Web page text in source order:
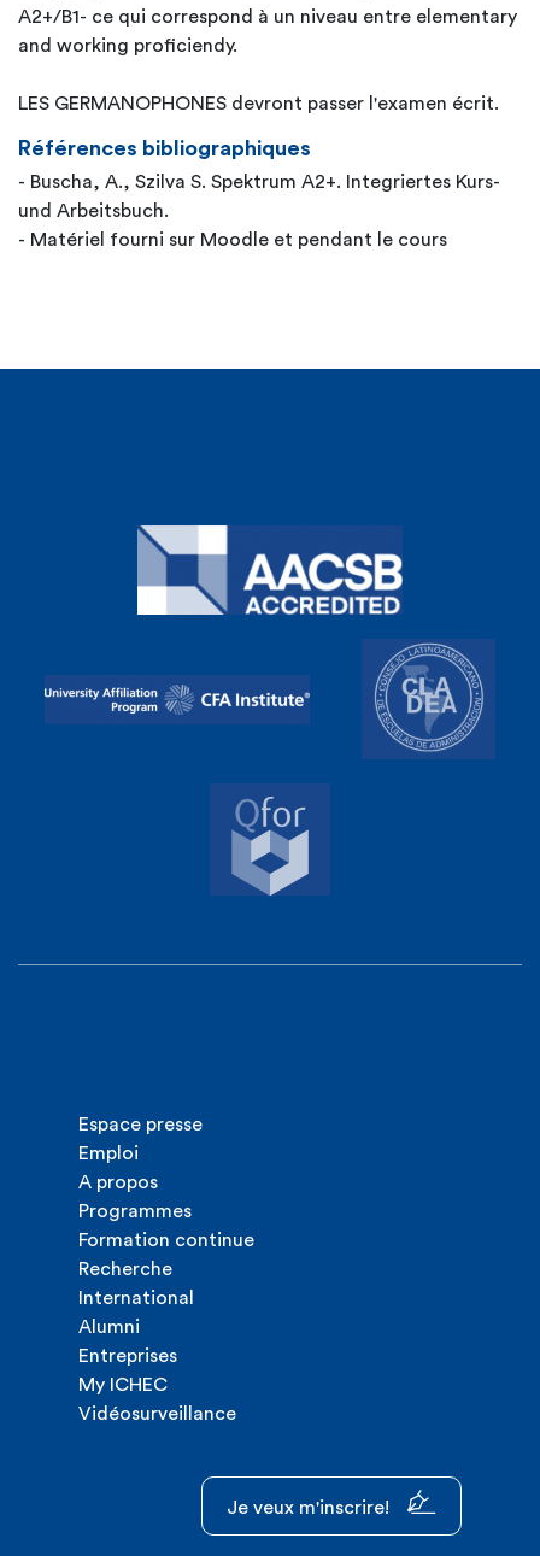
A2+/B1- ce qui correspond à un niveau entre elementary
and working proficiendy.
LES GERMANOPHONES devront passer l'examen écrit.
Références bibliographiques
- Buscha, A., Szilva S. Spektrum A2+. Integriertes Kurs-
und Arbeitsbuch.
- Matériel fourni sur Moodle et pendant le cours
Espace presse
Emploi
A propos
Programmes
Formation continue
Recherche
International
Alumni
Entreprises
My ICHEC
Vidéosurveillance
Je veux m'inscrire!